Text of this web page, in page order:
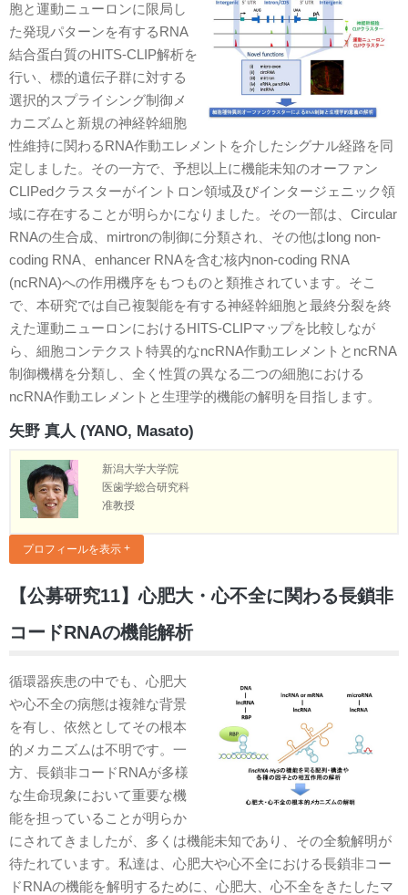
胞と運動ニューロンに限局し
た発現パターンを有するRNA
結合蛋白質のHITS-CLIP解析を
行い、標的遺伝子群に対する
選択的スプライシング制御メ
カニズムと新規の神経幹細胞
性維持に関わるRNA作動エレメントを介したシグナル経路を同
定しました。その一方で、予想以上に機能未知のオーファン
CLIPedクラスターがイントロン領域及びインタージェニック領
域に存在することが明らかになりました。その一部は、Circular
RNAの生合成、mirtronの制御に分類され、その他はlong non-
coding RNA、enhancer RNAを含む核内non-coding RNA
(ncRNA)への作用機序をもつものと類推されています。そこ
で、本研究では自己複製能を有する神経幹細胞と最終分裂を終
えた運動ニューロンにおけるHITS-CLIPマップを比較しなが
ら、細胞コンテクスト特異的なncRNA作動エレメントとncRNA
制御機構を分類し、全く性質の異なる二つの細胞における
ncRNA作動エレメントと生理学的機能の解明を目指します。
矢野 真人 (YANO, Masato)
新潟大学大学院
医歯学総合研究科
准教授
プロフィールを表示
【公募研究11】心肥大・心不全に関わる長鎖非
コードRNAの機能解析
循環器疾患の中でも、心肥大
や心不全の病態は複雑な背景
を有し、依然としてその根本
的メカニズムは不明です。一
方、長鎖非コードRNAが多様
な生命現象において重要な機
能を担っていることが明らか
にされてきましたが、多くは機能未知であり、その全貌解明が
待たれています。私達は、心肥大や心不全における長鎖非コー
ドRNAの機能を解明するために、心肥大、心不全をきたしたマ